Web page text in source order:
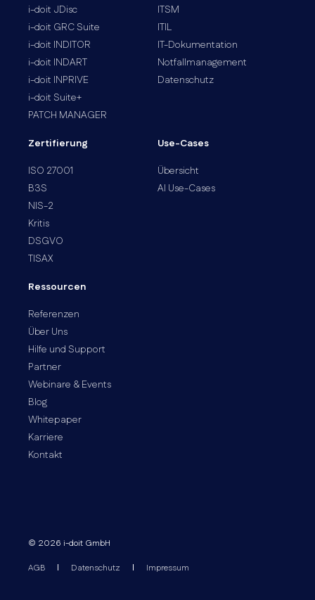
i-doit JDisc
i-doit GRC Suite
i-doit INDITOR
i-doit INDART
i-doit INPRIVE
i-doit Suite+
PATCH MANAGER
ITSM
ITIL
IT-Dokumentation
Notfallmanagement
Datenschutz
Zertifierung
ISO 27001
B3S
NIS-2
Kritis
DSGVO
TISAX
Use-Cases
Übersicht
AI Use-Cases
Ressourcen
Referenzen
Über Uns
Hilfe und Support
Partner
Webinare & Events
Blog
Whitepaper
Karriere
Kontakt
© 2026 i-doit GmbH
AGB Datenschutz Impressum